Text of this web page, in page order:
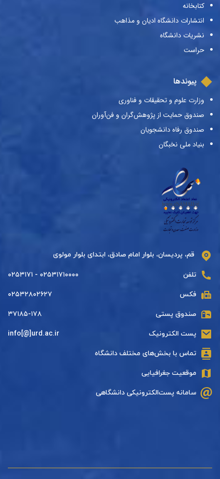
کتابخانه
انتشارات دانشگاه ادیان و مذاهب
نشریات دانشگاه
حراست
پیوندها
وزارت علوم و تحقیقات و فناوری
صندوق حمایت از پژوهش‌گران و فن‌آوران
صندوق رفاه دانشجویان
بنیاد ملی نخبگان
قم، پردیسان، بلوار امام صادق، ابتدای بلوار مولوی
تلفن ۰۲۵۳۱۷۱۰۰۰۰ - ۰۲۵۳۱۷۱
فکس ۰۲۵۳۲۸۰۲۶۲۷
صندوق پستی ۳۷۱۸۵-۱۷۸
پست الکترونیک info[@]urd.ac.ir
تماس با بخش‌های مختلف دانشگاه
موقعیت جغرافیایی
سامانه پست‌الکترونیکی دانشگاهی